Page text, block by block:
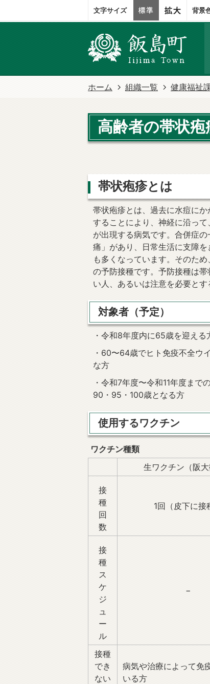
文字サイズ 背景
ホーム 組織一覧 健康福祉
高齢者の帯状
帯状疱疹とは
帯状疱疹とは、過去に水痘に
することにより、神経に沿っ
が出現する病気です。合併症
痛」があり、日常生活に支障
も多くなっています。そのた
の予防接種です。予防接種は
い人、あるいは注意を必要と
対象者（予定）
・令和8年度内に65歳を迎える
・60〜64歳でヒト免疫不全ウ
な方
・令和7年度〜令和11年度ま
90・95・100歳となる方
使用するワクチン
ワクチン種類
生ワクチン（阪大
接
種
回
数
1回（皮下に接
接
種
ス
ケ
ジ
ュ
ー
ル
−
接種
でき
ない
病気や治療によって免
いる方